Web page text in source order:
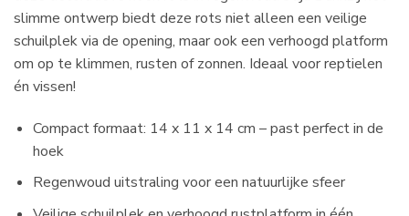
slimme ontwerp biedt deze rots niet alleen een veilige
schuilplek via de opening, maar ook een verhoogd platform
om op te klimmen, rusten of zonnen. Ideaal voor reptielen
én vissen!
Compact formaat: 14 x 11 x 14 cm – past perfect in de
hoek
Regenwoud uitstraling voor een natuurlijke sfeer